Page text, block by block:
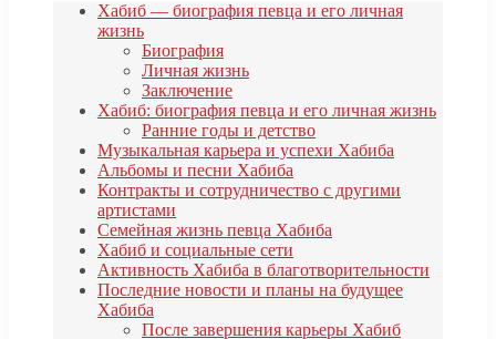
Хабиб — биография певца и его личная
жизнь
Биография
Личная жизнь
Заключение
Хабиб: биография певца и его личная жизнь
Ранние годы и детство
Музыкальная карьера и успехи Хабиба
Альбомы и песни Хабиба
Контракты и сотрудничество с другими
артистами
Семейная жизнь певца Хабиба
Хабиб и социальные сети
Активность Хабиба в благотворительности
Последние новости и планы на будущее
Хабиба
После завершения карьеры Хабиб